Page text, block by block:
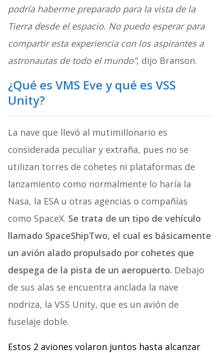
podría haberme preparado para la vista de la
Tierra desde el espacio. No puedo esperar para
compartir esta experiencia con los aspirantes a
astronautas de todo el mundo”, dijo Branson.
¿Qué es VMS Eve y qué es VSS
Unity?
La nave que llevó al mutimillonario es
considerada peculiar y extraña, pues no se
utilizan torres de cohetes ni plataformas de
lanzamiento como normalmente lo haría la
Nasa, la ESA u otras agencias o compañías
como SpaceX. Se trata de un tipo de vehículo
llamado SpaceShipTwo, el cual es básicamente
un avión alado propulsado por cohetes que
despega de la pista de un aeropuerto. Debajo
de sus alas se encuentra anclada la nave
nodriza, la VSS Unity, que es un avión de
fuselaje doble.
Estos 2 aviones volaron juntos hasta alcanzar